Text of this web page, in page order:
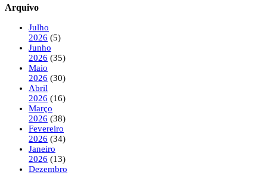
Arquivo
Julho
2026 (5)
Junho
2026 (35)
Maio
2026 (30)
Abril
2026 (16)
Março
2026 (38)
Fevereiro
2026 (34)
Janeiro
2026 (13)
Dezembro